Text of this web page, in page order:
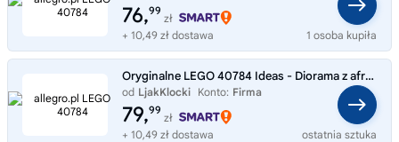
76,99
zł
+ 10,49 zł dostawa
1 osoba kupiła
Oryginalne LEGO 40784 Ideas - Diorama z afrykańską sawanną Klocki NOWE
od LjakKlocki Konto: Firma
79,99
zł
+ 10,49 zł dostawa
ostatnia sztuka